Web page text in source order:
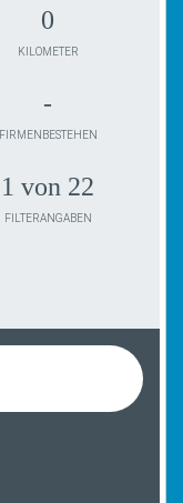
0
KILOMETER
-
FIRMENBESTEHEN
1 von 22
FILTERANGABEN